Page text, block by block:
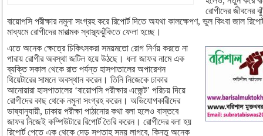
রোগীদের জীবনের
বায়োপসি পরীক্ষার নমুনা সংগ্রহ করে রিপোর্ট দিতে অযথা কালক্ষেপণ, ভুল কিংবা জাল
মাধ্যমে রোগীদের মারাত্মক স্বাস্থ্যঝুঁকিতে ফেলা হচ্ছে।
এতে অনেক ক্ষেত্রে চিকিৎসকরা সময়মতো রোগ নির্ণয় করতে না
পারায় রোগীর অবস্থা জটিল হয়ে উঠছে। ধলা জাফর নামে এক
ব্যক্তি সকাল থেকে রাত পর্যন্ত হাসপাতালের অপারেশন
থিয়েটারের সামনে অবস্থান করেন। তিনি নিজেকে ঢাকার
আনোয়ারা হাসপাতালের ‘বায়োপসি পরীক্ষার এজেন্ট’ পরিচয় দিয়ে
রোগীদের কাছ থেকে নমুনা সংগ্রহ করেন। অভিযোগকারীদের
ভাষ্যানুযায়ী, ঢাকায় পরীক্ষা পাঠানোর কথা বলা হলেও বাস্তবে
জাফর নিজেই কম্পিউটারে রিপোর্ট তৈরি করেন। রোগীদের বলা হয়
রিপোর্ট পেতে এক থেকে দেড় সপ্তাহ সময় লাগবে, কিন্তু অনেক